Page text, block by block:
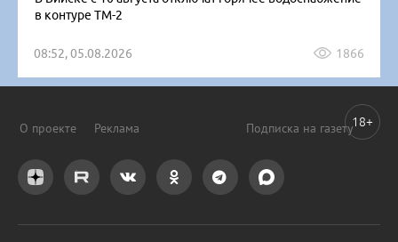
в контуре ТМ-2
08:52, 05.08.2026 1866
О проекте Реклама Подписка на газету18+